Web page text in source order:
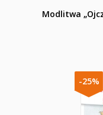
Modlitwa
-25%